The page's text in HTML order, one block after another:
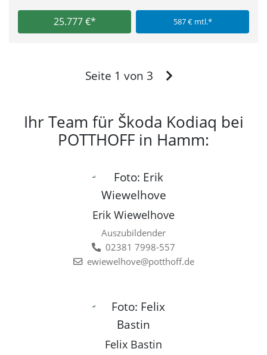
25.777 €* 587 € mtl.*
Seite 1 von 3 Vor
Ihr Team für Škoda Kodiaq bei
POTTHOFF in Hamm:
Erik Wiewelhove
Auszubildender
02381 7998-557
ewiewelhove@potthoff.de
Felix Bastin